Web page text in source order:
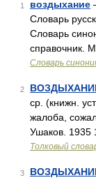
1 воздыхание
Словарь
Словарь
справочник.
Словарь
2
ср. (книжн.
жалоба,
Ушаков. 1935
Толковый
3